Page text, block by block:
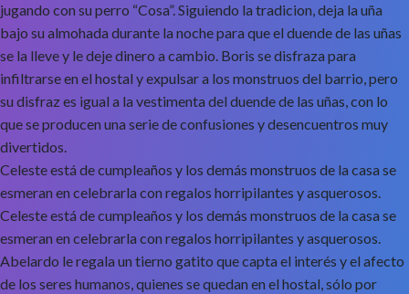
jugando con su perro “Cosa”. Siguiendo la tradicion, deja la uña
bajo su almohada durante la noche para que el duende de las uñas
se la lleve y le deje dinero a cambio. Boris se disfraza para
infiltrarse en el hostal y expulsar a los monstruos del barrio, pero
su disfraz es igual a la vestimenta del duende de las uñas, con lo
que se producen una serie de confusiones y desencuentros muy
divertidos.
Celeste está de cumpleaños y los demás monstruos de la casa se
esmeran en celebrarla con regalos horripilantes y asquerosos.
Celeste está de cumpleaños y los demás monstruos de la casa se
esmeran en celebrarla con regalos horripilantes y asquerosos.
Abelardo le regala un tierno gatito que capta el interés y el afecto
de los seres humanos, quienes se quedan en el hostal, sólo por